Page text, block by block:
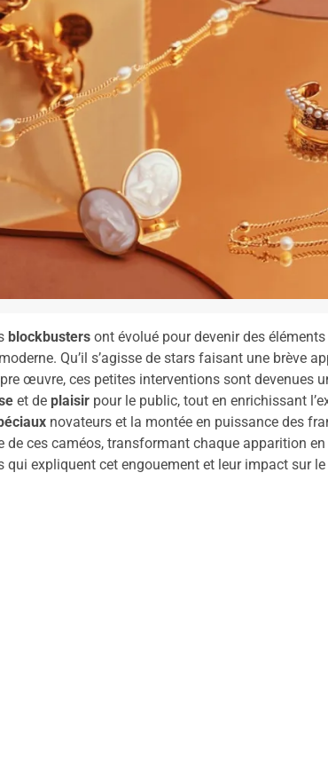
blockbusters ont évolué pour devenir des
Qu’il s’agisse de stars faisant une brève
œuvre, ces petites interventions sont devenues
et de plaisir pour le public, tout en enrichissant
novateurs et la montée en puissance des
de ces caméos, transformant chaque apparition
qui expliquent cet engouement et leur impact sur